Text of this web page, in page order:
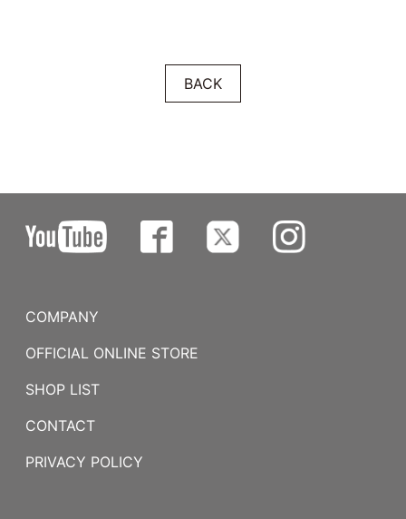
BACK
COMPANY
OFFICIAL ONLINE STORE
SHOP LIST
CONTACT
PRIVACY POLICY